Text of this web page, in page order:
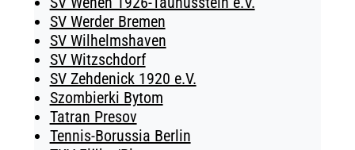
SV Werder Bremen
SV Wilhelmshaven
SV Witzschdorf
SV Zehdenick 1920 e.V.
Szombierki Bytom
Tatran Presov
Tennis-Borussia Berlin